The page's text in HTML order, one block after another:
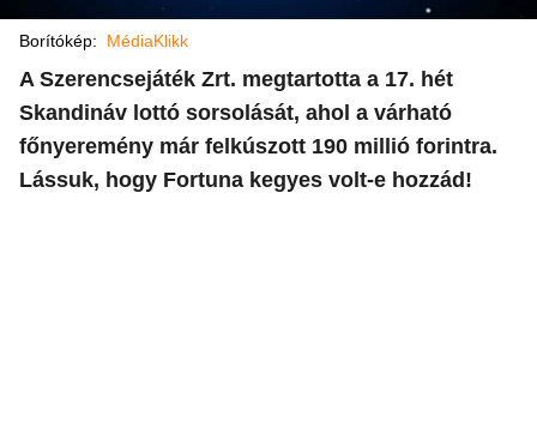
Borítókép: MédiaKlikk
A Szerencsejáték Zrt. megtartotta a 17. hét
Skandináv lottó sorsolását, ahol a várható
főnyeremény már felkúszott 190 millió forintra.
Lássuk, hogy Fortuna kegyes volt-e hozzád!